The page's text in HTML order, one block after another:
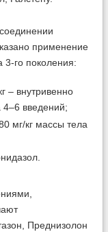
применение
3-го поколения:
– внутривенно
4–6 введений;
мг/кг массы тела
Преднизолон